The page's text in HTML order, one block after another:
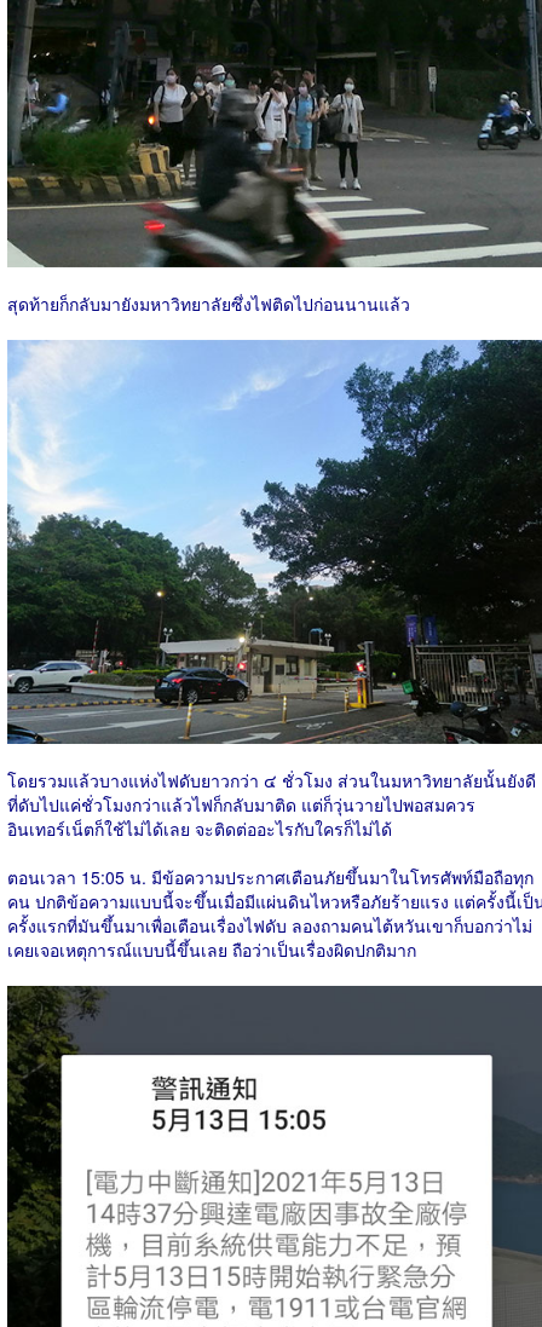
สุดท้ายก็กลับมายังมหาวิทยาลัยซึ่งไฟติดไปก่อนนานแล้ว
โดยรวมแล้วบางแห่งไฟดับยาวกว่า ๔ ชั่วโมง ส่วนในมหาวิทยาลัยนั้นยังดี
ที่ดับไปแค่ชั่วโมงกว่าแล้วไฟก็กลับมาติด แต่ก็วุ่นวายไปพอสมควร
อินเทอร์เน็ตก็ใช้ไม่ได้เลย จะติดต่ออะไรกับใครก็ไม่ได้
ตอนเวลา 15:05 น. มีข้อความประกาศเตือนภัยขึ้นมาในโทรศัพท์มือถือทุก
คน ปกติข้อความแบบนี้จะขึ้นเมื่อมีแผ่นดินไหวหรือภัยร้ายแรง แต่ครั้งนี้เป็
ครั้งแรกที่มันขึ้นมาเพื่อเตือนเรื่องไฟดับ ลองถามคนไต้หวันเขาก็บอกว่าไม่
เคยเจอเหตุการณ์แบบนี้ขึ้นเลย ถือว่าเป็นเรื่องผิดปกติมาก